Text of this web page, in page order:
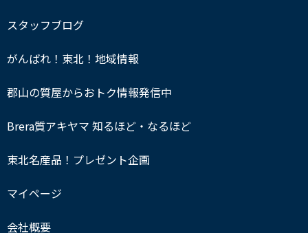
スタッフブログ
がんばれ！東北！地域情報
郡山の質屋からおトク情報発信中
Brera質アキヤマ 知るほど・なるほど
東北名産品！プレゼント企画
マイページ
会社概要